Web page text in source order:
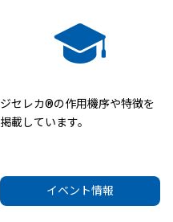
ジセレカ®の作用機序や特徴を
掲載しています。
イベント情報